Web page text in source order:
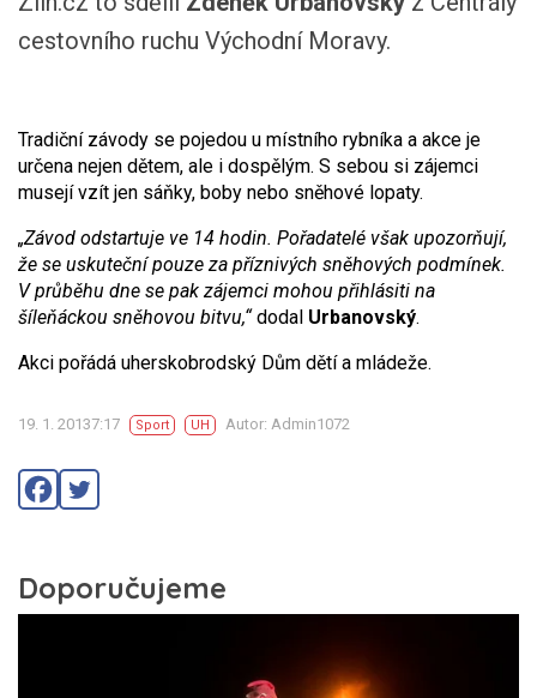
cestovního ruchu Východní Moravy.
Tradiční závody se pojedou u místního rybníka a akce je
určena nejen dětem, ale i dospělým. S sebou si zájemci
musejí vzít jen sáňky, boby nebo sněhové lopaty.
„Závod odstartuje ve 14 hodin. Pořadatelé však upozorňují,
že se uskuteční pouze za příznivých sněhových podmínek.
V průběhu dne se pak zájemci mohou přihlásiti na
šíleňáckou sněhovou bitvu,“dodal Urbanovský.
Akci pořádá uherskobrodský Dům dětí a mládeže.
19. 1. 20137:17 Sport UH Autor: Admin1072